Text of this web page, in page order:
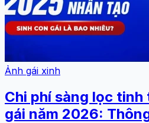
Ảnh gái xinh
Chi phí sàng lọc
gái năm 2026: